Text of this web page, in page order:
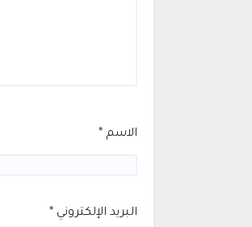
الاسم *
البريد الإلكتروني *